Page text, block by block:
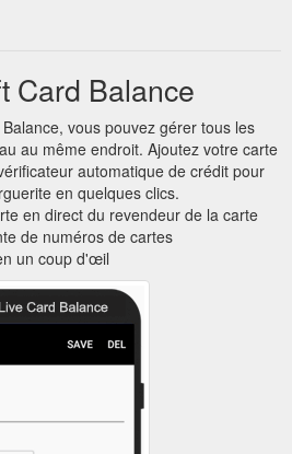
Card Balance
vous pouvez gérer tous les
au même endroit. Ajoutez votre carte
automatique de crédit pour
en quelques clics.
en direct du revendeur de la carte
de numéros de cartes
un coup d'œil